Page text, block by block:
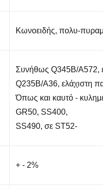
Κωνοειδής, πολυ-
Συνήθως Q345B/A572,
Q235B/A36, ελάχιστη
Όπως και καυτό -
GR50, SS400,
SS490, σε ST52-
+ - 2%